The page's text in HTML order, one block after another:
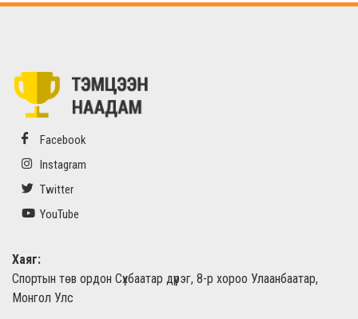
Facebook
Instagram
Twitter
YouTube
Хаяг:
Спортын төв ордон Сүхбаатар дүүрэг, 8-р хороо Улаанбаатар,
Монгол Улс